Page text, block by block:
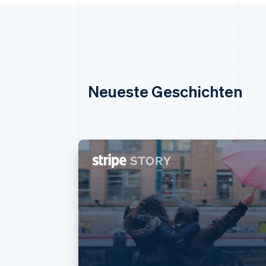
Neueste Geschichten
Australien
English
Belgien
NederlandsFrançaisDeutsch English
Brasilien
Português
Bulgarien